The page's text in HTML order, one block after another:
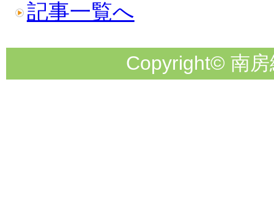
記事一覧へ
Copyright© 南